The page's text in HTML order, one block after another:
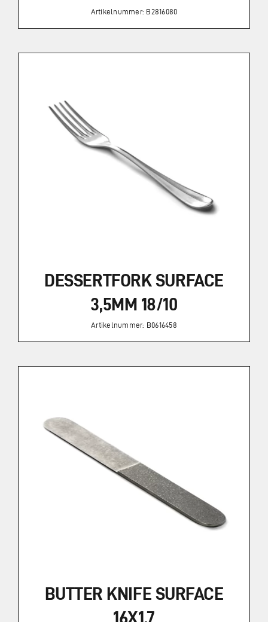
Artikelnummer: B2816080
DESSERTFORK SURFACE
3,5MM 18/10
Artikelnummer: B0616458
BUTTER KNIFE SURFACE
16X1,7